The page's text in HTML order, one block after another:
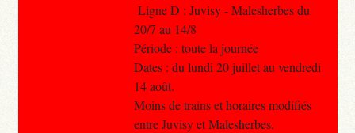
Ligne D : Juvisy - Malesherbes du
20/7 au 14/8
Période : toute la journée
Dates : du lundi 20 juillet au vendredi
14 août.
Moins de trains et horaires modifiés
entre Juvisy et Malesherbes.